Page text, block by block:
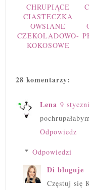
CHRUPIĄCE
CIASTECZKA
OWSIANE
CZEKOLADOWO-
KOKOSOWE
28 komentarzy:
Lena 9
Odpowiedz
Odpowiedzi
Di bloguje
Częstuj się